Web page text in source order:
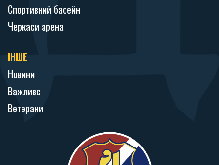
Спортивний басейн
Черкаси арена
ІНШЕ
Новини
Важливе
Ветерани